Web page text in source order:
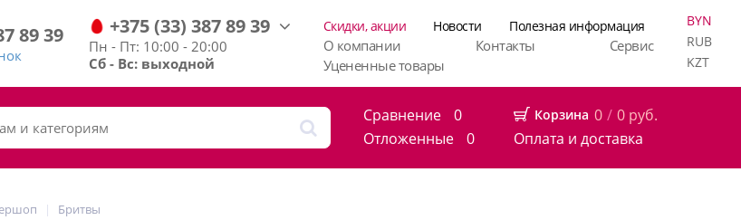
8939 +375(33) 3878939
Пн - Пт: 10:00 - 20:00
Сб - Вс: выходной
Скидки, акции Новости Полезная информация
О компании Контакты
Сервис
Уцененные товары
BYN
RUB
KZT
Сравнение
0
Отложенные
0
Корзина 0 / 0 руб.
Оплата и доставка
Бритвы